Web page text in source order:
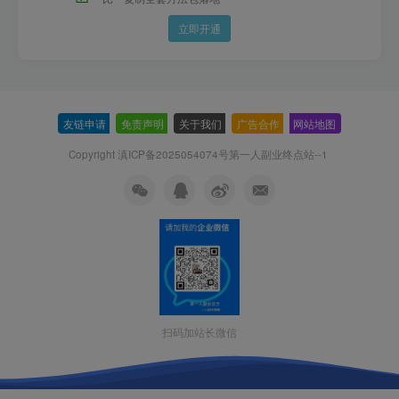
立即开通
友链申请 免责声明 关于我们 广告合作 网站地图
Copyright 滇ICP备2025054074号第一人副业终点站--1
扫码加站长微信